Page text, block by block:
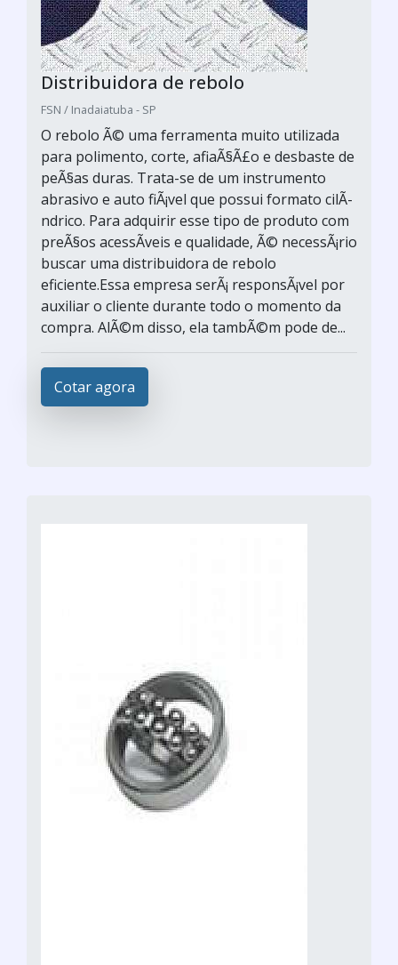
Distribuidora de rebolo
FSN / Inadaiatuba - SP
O rebolo Ã© uma ferramenta muito utilizada
para polimento, corte, afiaÃ§Ã£o e desbaste de
peÃ§as duras. Trata-se de um instrumento
abrasivo e auto fiÃ¡vel que possui formato cilÃ­
ndrico. Para adquirir esse tipo de produto com
preÃ§os acessÃ­veis e qualidade, Ã© necessÃ¡rio
buscar uma distribuidora de rebolo
eficiente.Essa empresa serÃ¡ responsÃ¡vel por
auxiliar o cliente durante todo o momento da
compra. AlÃ©m disso, ela tambÃ©m pode de...
Cotar agora